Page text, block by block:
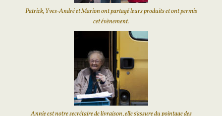
Patrick, Yves-André et Marion ont partagé leurs produits et ont permis
cet évènement.
Annie est notre secrétaire de livraison, elle s’assure du pointage des